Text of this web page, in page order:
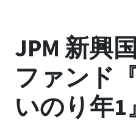
JPM 新興
ファンド
いのり年1